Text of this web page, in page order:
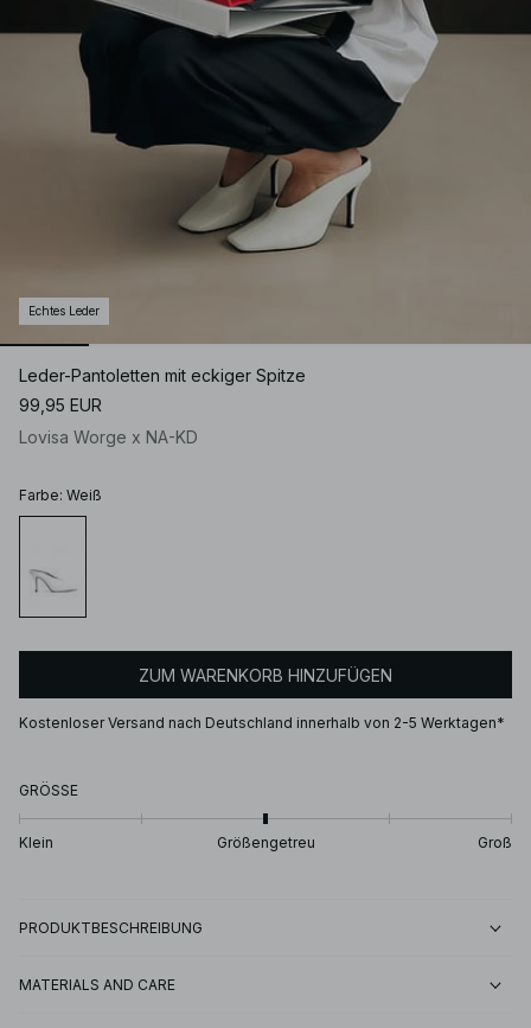
Echtes Leder
Leder-Pantoletten mit eckiger Spitze
99,95 EUR
Lovisa Worge x NA-KD
Farbe: Weiß
ZUM WARENKORB HINZUFÜGEN
Kostenloser Versand nach Deutschland innerhalb von 2-5 Werktagen*
GRÖSSE
Klein Größengetreu Groß
PRODUKTBESCHREIBUNG
MATERIALS AND CARE